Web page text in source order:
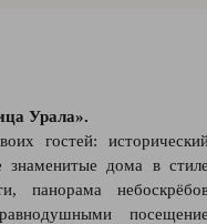
Урала».
гостей:
знаменитые дома в
панорама